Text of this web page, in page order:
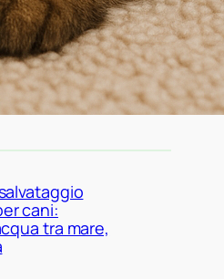
Feandrea
un letto
di
cani:
tra mare,